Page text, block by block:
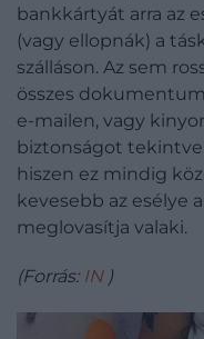
bankkártyát arra az
(vagy ellopnák) a
szálláson. Az sem
összes
e-mailen, vagy
biztonságot tekintve
hiszen ez mindig
kevesebb az esélye
meglovasítja valaki.
(Forrás: IN)